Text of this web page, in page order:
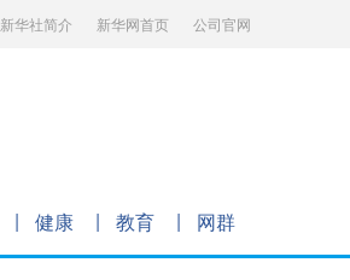
新华社简介 新华网首页 公司官网
健康 教育 网群